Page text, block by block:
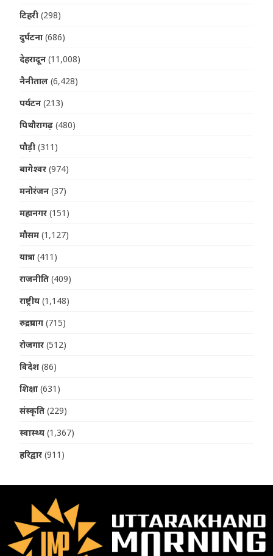
टिहरी (298)
दुर्घटना (686)
देहरादून (11,008)
नैनीताल (6,428)
पर्यटन (213)
पिथौरागढ़ (480)
पौड़ी (311)
बागेश्वर (974)
मनोरंजन (37)
महानगर (151)
मौसम (1,127)
यात्रा (411)
राजनीति (409)
राष्ट्रीय (1,148)
रुद्रप्रयाग (715)
रोजगार (512)
विदेश (86)
शिक्षा (631)
संस्कृति (229)
स्वास्थ्य (1,367)
हरिद्वार (911)